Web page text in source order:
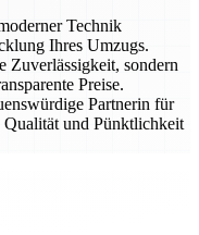
Technik
Ihres Umzugs.
Zuverlässigkeit, sondern
Preise.
Partnerin für
und Pünktlichkeit